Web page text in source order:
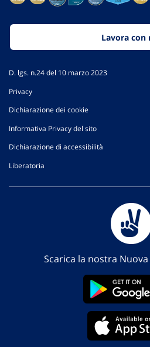
Lavora con
D. lgs. n.24 del 10 marzo 2023
Privacy
Dichiarazione dei cookie
Informativa Privacy del sito
Dichiarazione di accessibilità
Liberatoria
Scarica la nostra